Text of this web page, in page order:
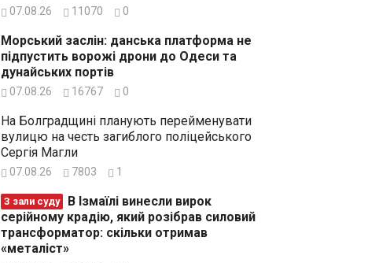
07.08.26 11070 0
Морський заслін: данська платформа не
підпустить ворожі дрони до Одеси та
дунайських портів
07.08.26 16767 0
На Болградщині планують перейменувати
вулицю на честь загиблого поліцейського
Сергія Магли
07.08.26 7803 1
З зали суду
серійному крадію, який розібрав силовий
трансформатор: скільки отримав
«металіст»